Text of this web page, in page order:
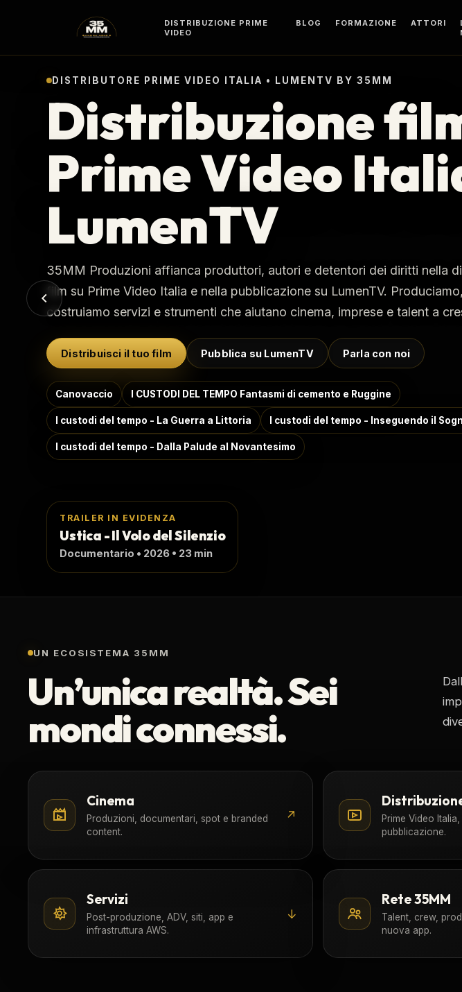
DISTRIBUZIONE PRIME
VIDEO
BLOG FORMAZIONE ATTORI
DISTRIBUTORE PRIME VIDEO ITALIA • LUMENTV BY 35MM
Distribuzione
Prime Video
LumenTV
35MM Produzioni affianca produttori, autori e detentori dei diritti nella
film su Prime Video Italia e nella pubblicazione su LumenTV.
costruiamo servizi e strumenti che aiutano cinema, imprese e talent a
Distribuisci il tuo film Pubblica su LumenTV Parla con noi
Canovaccio I CUSTODI DEL TEMPO Fantasmi di cemento e Ruggine
I custodi del tempo - La Guerra a Littoria I custodi del tempo - Inseguendo il
I custodi del tempo - Dalla Palude al Novantesimo
TRAILER IN EVIDENZA
Ustica - Il Volo del Silenzio
Documentario • 2026 • 23 min
UN ECOSISTEMA 35MM
Un’unica realtà. Sei
mondi connessi.
Cinema
Produzioni, documentari, spot e branded
content.
↗
Prime Video
pubblicazione.
Servizi
Post-produzione, ADV, siti, app e
infrastruttura AWS.
↓
Rete 35MM
Talent, crew,
nuova app.